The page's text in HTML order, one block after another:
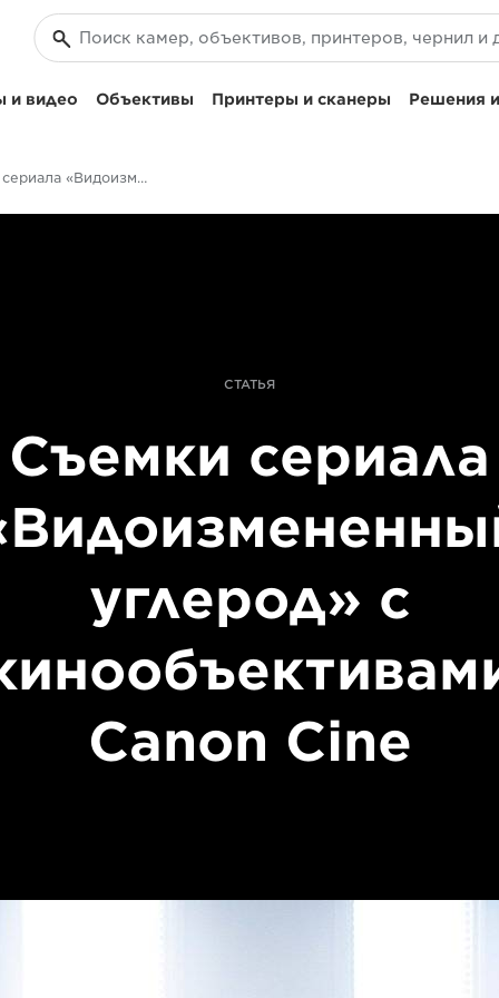
и видео Объективы Принтеры и сканеры Решения
Съемка сериала «Видоизмененный углерод» с кинообъективами Canon
СТАТЬЯ
Съемки сериала
углерод» с
Canon Cine